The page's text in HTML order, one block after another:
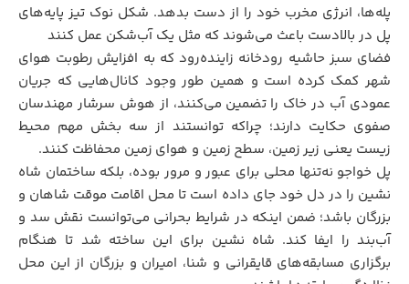
پله‌ها، انرژی مخرب خود را از دست بدهد. شکل نوک تیز پایه‌های
پل در بالادست باعث می‌شوند که مثل یک آب‌شکن عمل کنند
فضای سبز حاشیه رودخانه زاینده‌رود که به افزایش رطوبت هوای
شهر کمک کرده‌ است و همین طور وجود کانال‌هایی که جریان
عمودی آب در خاک را تضمین می‌کنند، از هوش سرشار مهندسان
صفوی حکایت دارند؛ چراکه توانستند از سه بخش مهم محیط
زیست یعنی زیر زمین، سطح زمین و هوای زمین محفاظت کنند.
پل خواجو نه‌تنها محلی برای عبور و مرور بوده، بلکه ساختمان شاه
نشین را در دل خود جای داده است تا محل اقامت موقت شاهان و
بزرگان باشد؛ ضمن اینکه در شرایط بحرانی می‌توانست نقش سد و
آب‌بند را ایفا کند. شاه نشین برای این ساخته شد تا هنگام
برگزاری مسابقه‌های قایقرانی و شنا، امیران و بزرگان از این محل